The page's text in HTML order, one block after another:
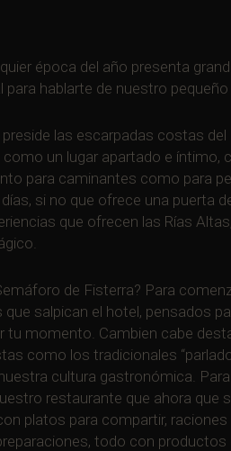
época del año presenta
hablarte de nuestro pequeño
las escarpadas costas
un lugar apartado e íntimo,
para caminantes como para
si no que ofrece una puerta
que ofrecen las Rías
de Fisterra? Para
salpican el hotel, pensados
tu momento. Cambien cabe
como los tradicionales
cultura gastronómica.
restaurante que ahora que
platos para compartir,
todo con